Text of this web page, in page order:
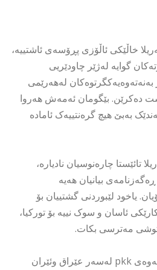
خاڵێکی ئاڵۆزی پڕۆسەی ئاشتییە،
گوایە لەژێر چاودێریی
لەهەرێمی
دەکرێن. بێگومان ئەمەش هەروا
بەبێ هیچ گرەنتییەک ئامادە
تائێستا چارەنوسیان نادیارە،
بیانیان هەیە
یاخود لێبوردنی گشتییان بۆ
ئاسان و سوک نییە بۆ تورکیا،
مەترسی بکات.
لێکەوتەکانی خۆهەڵوەشاندنەوەی pkk لەسەر عێراق وئێران